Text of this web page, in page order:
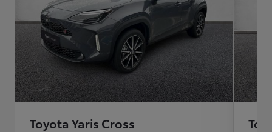
Toyota Yaris Cross